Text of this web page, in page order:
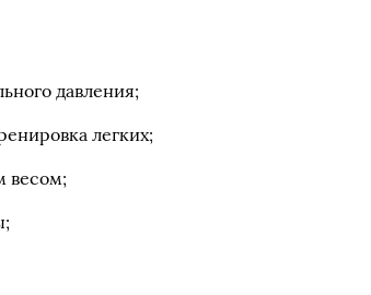
давления;
легких;
весом;